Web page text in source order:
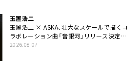
玉置浩二
玉置浩二 × ASKA、壮大なスケールで描くコ
ラボレーション曲「音銀河」リリース決定。
カップリングには新曲「命の宿り」収録も
2026.08.07